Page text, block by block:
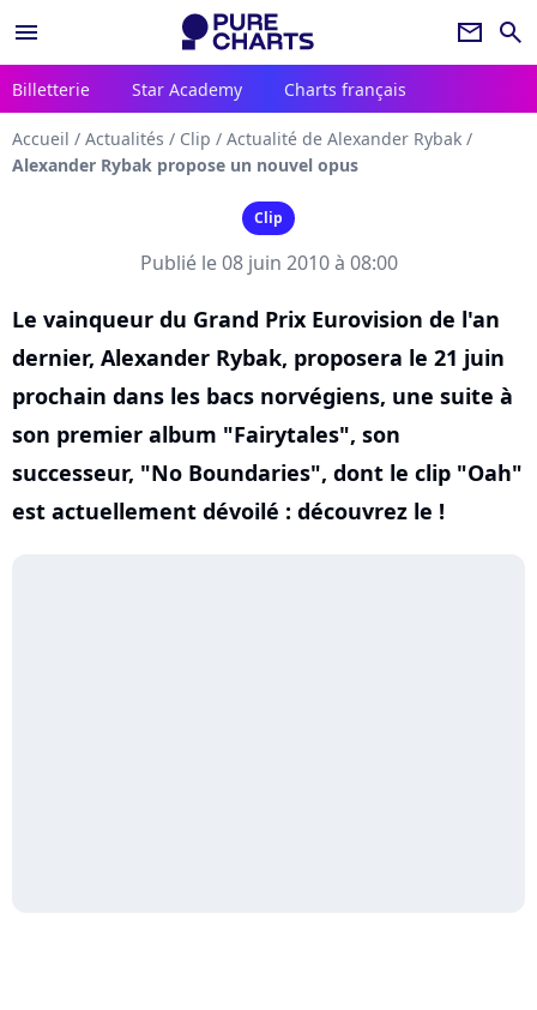
menu newsletter search
Billetterie Star Academy Charts français
Accueil / Actualités / Clip / Actualité de Alexander Rybak /
Alexander Rybak propose un nouvel opus
Clip
Publié le 08 juin 2010 à 08:00
Le vainqueur du Grand Prix Eurovision de l'an
dernier, Alexander Rybak, proposera le 21 juin
prochain dans les bacs norvégiens, une suite à
son premier album "Fairytales", son
successeur, "No Boundaries", dont le clip "Oah"
est actuellement dévoilé : découvrez le !